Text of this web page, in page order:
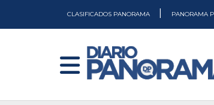
CLASIFICADOS PANORAMA PANORAMA